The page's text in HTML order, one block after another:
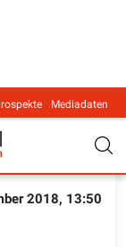
Mediadaten
2018, 13:50